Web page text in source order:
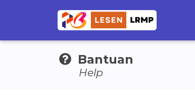
Bantuan
Help